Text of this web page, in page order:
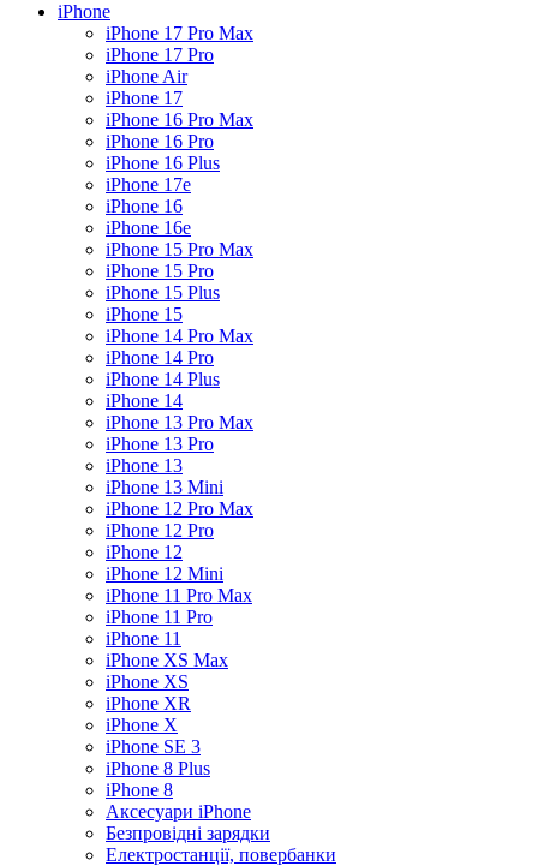
iPhone
iPhone 17 Pro Max
iPhone 17 Pro
iPhone Air
iPhone 17
iPhone 16 Pro Max
iPhone 16 Pro
iPhone 16 Plus
iPhone 17e
iPhone 16
iPhone 16e
iPhone 15 Pro Max
iPhone 15 Pro
iPhone 15 Plus
iPhone 15
iPhone 14 Pro Max
iPhone 14 Pro
iPhone 14 Plus
iPhone 14
iPhone 13 Pro Max
iPhone 13 Pro
iPhone 13
iPhone 13 Mini
iPhone 12 Pro Max
iPhone 12 Pro
iPhone 12
iPhone 12 Mini
iPhone 11 Pro Max
iPhone 11 Pro
iPhone 11
iPhone XS Max
iPhone XS
iPhone XR
iPhone X
iPhone SE 3
iPhone 8 Plus
iPhone 8
Аксесуари iPhone
Безпровідні зарядки
Електростанції, повербанки